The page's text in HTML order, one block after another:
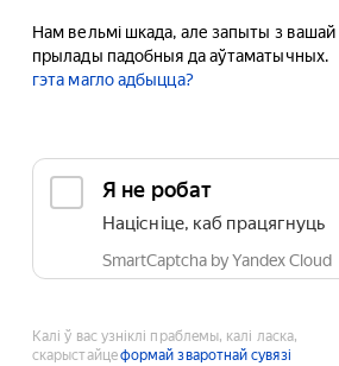
Нам вельмі шкада, але запыты з вашай
прылады падобныя да аўтаматычных.
гэта магло адбыцца?
Я не робат
Націсніце, каб працягнуць
SmartCaptcha by Yandex Cloud
Калі ў вас узніклі праблемы, калі ласка,
скарыстайцеформай зваротнай сувязі